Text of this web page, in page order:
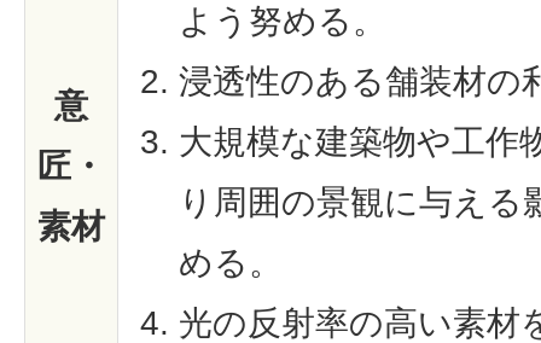
意
匠・
素材
よう努める。
浸透性のある舗装材の
大規模な建築物や工作
り周囲の景観に与え
める。
光の反射率の高い素材